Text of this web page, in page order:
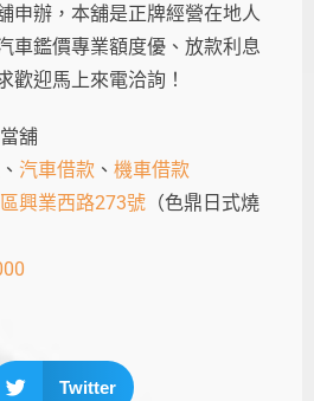
申辦，本舖是正牌經營在地人
車鑑價專業額度優、放款利息
歡迎馬上來電洽詢！
舖
、 汽車借款 、 機車借款
興業西路273號（色鼎日式燒
Twitter